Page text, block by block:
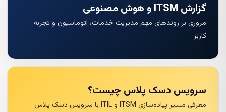
گزارش ITSM و هوش مصنوعی
مروری بر روندهای مهم مدیریت خدمات، اتوماسیون و تجربه
کاربر
سرویس دسک پلاس چیست؟
معرفی مسیر پیاده‌سازی ITSM و ITIL با سرویس دسک پلاس